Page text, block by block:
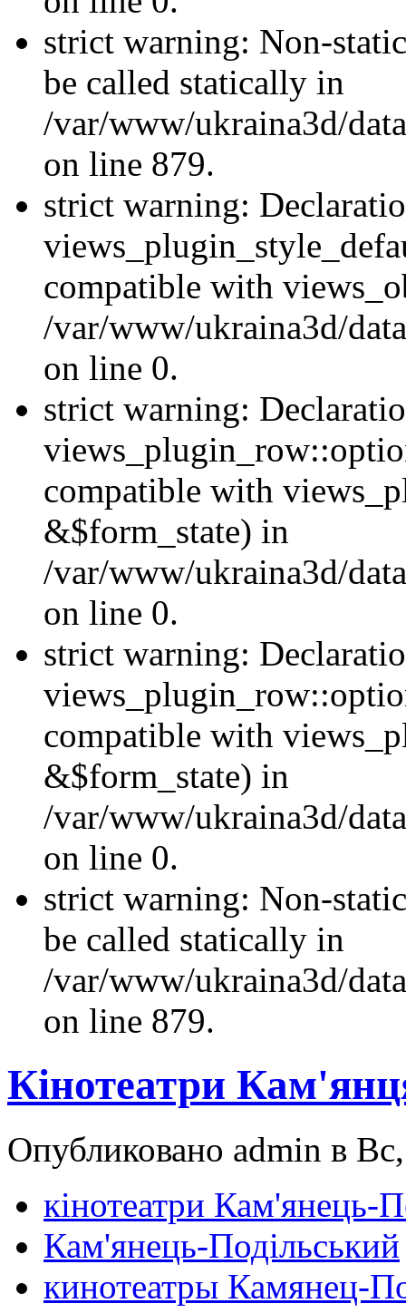
strict warning: Non-
be called statically in
/var/www/ukraina3d/
on line 879.
strict warning:
compatible with
/var/www/ukraina3d/
on line 0.
strict warning:
compatible with
&$form_state) in
/var/www/ukraina3d/
on line 0.
strict warning:
compatible with
&$form_state) in
/var/www/ukraina3d/
on line 0.
strict warning: Non-
be called statically in
/var/www/ukraina3d/
on line 879.
Кінотеатри
Опубликовано admin в
кінотеатри Кам'янець-
Кам'янець-Подільський
кинотеатры Камянец-